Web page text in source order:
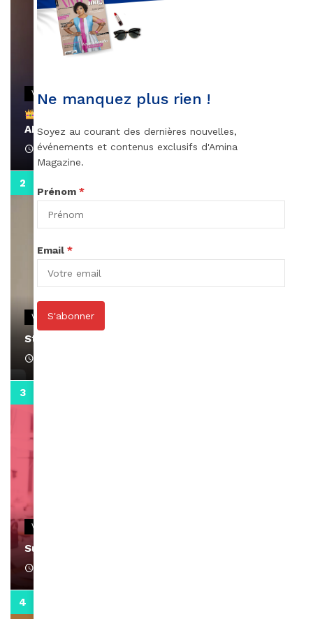
VIDEOS
AMINA, le Magazine de la Femme
April 1, 2022
VIDEOS
Stacy passe un message
VIDEOS
Support Black Business Wee-kend
Ne manquez plus rien !
Soyez au courant des dernières nouvelles,
événements et contenus exclusifs d'Amina
Magazine.
Prénom *
Email *
S'abonner